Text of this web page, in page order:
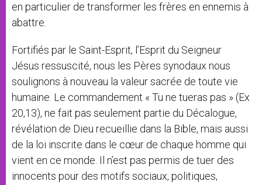
en particulier de transformer les frères en ennemis à
abattre.
Fortifiés par le Saint-Esprit, l’Esprit du Seigneur
Jésus ressuscité, nous les Pères synodaux nous
soulignons à nouveau la valeur sacrée de toute vie
humaine. Le commandement « Tu ne tueras pas » (Ex
20,13), ne fait pas seulement partie du Décalogue,
révélation de Dieu recueillie dans la Bible, mais aussi
de la loi inscrite dans le cœur de chaque homme qui
vient en ce monde. Il n’est pas permis de tuer des
innocents pour des motifs sociaux, politiques,